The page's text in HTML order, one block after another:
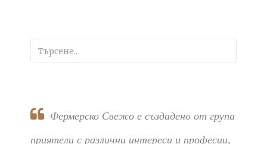
Фермерско Свежо е създадено от група
приятели с различни интереси и професии,